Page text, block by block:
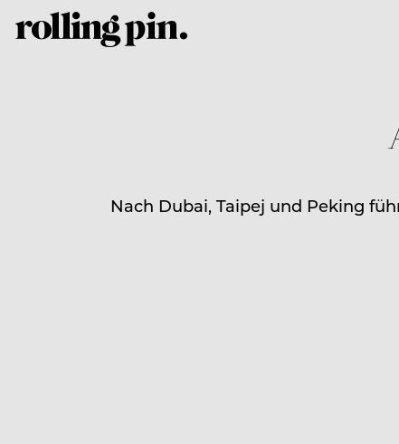
Nach Dubai, Taipej und Peking